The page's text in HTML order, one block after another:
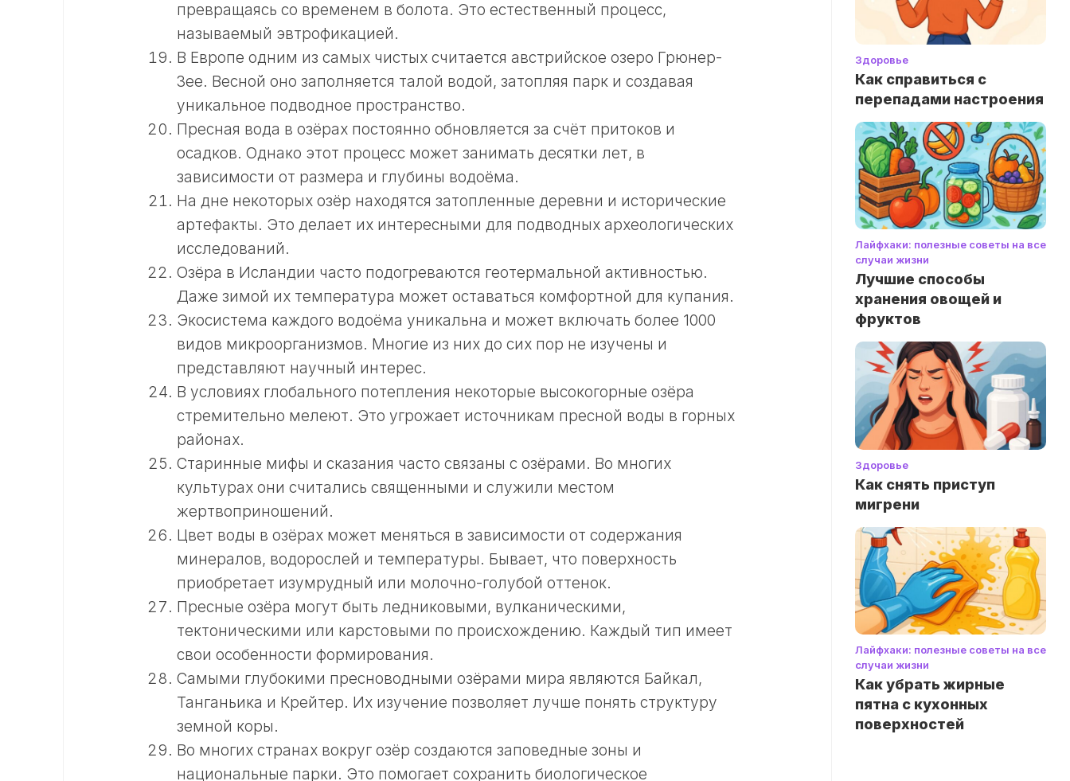
превращаясь со временем в болота. Это естественный процесс,
называемый эвтрофикацией.
В Европе одним из самых чистых считается австрийское озеро Грюнер-
Зее. Весной оно заполняется талой водой, затопляя парк и создавая
уникальное подводное пространство.
Пресная вода в озёрах постоянно обновляется за счёт притоков и
осадков. Однако этот процесс может занимать десятки лет, в
зависимости от размера и глубины водоёма.
На дне некоторых озёр находятся затопленные деревни и исторические
артефакты. Это делает их интересными для подводных археологических
исследований.
Озёра в Исландии часто подогреваются геотермальной активностью.
Даже зимой их температура может оставаться комфортной для купания.
Экосистема каждого водоёма уникальна и может включать более 1000
видов микроорганизмов. Многие из них до сих пор не изучены и
представляют научный интерес.
В условиях глобального потепления некоторые высокогорные озёра
стремительно мелеют. Это угрожает источникам пресной воды в горных
районах.
Старинные мифы и сказания часто связаны с озёрами. Во многих
культурах они считались священными и служили местом
жертвоприношений.
Цвет воды в озёрах может меняться в зависимости от содержания
минералов, водорослей и температуры. Бывает, что поверхность
приобретает изумрудный или молочно-голубой оттенок.
Пресные озёра могут быть ледниковыми, вулканическими,
тектоническими или карстовыми по происхождению. Каждый тип имеет
свои особенности формирования.
Самыми глубокими пресноводными озёрами мира являются Байкал,
Танганьика и Крейтер. Их изучение позволяет лучше понять структуру
земной коры.
Во многих странах вокруг озёр создаются заповедные зоны и
национальные парки. Это помогает сохранить биологическое
Здоровье
Как справиться с
перепадами настроения
Лайфхаки: полезные советы на все
случаи жизни
Лучшие способы
хранения овощей и
фруктов
Здоровье
Как снять приступ
мигрени
Лайфхаки: полезные советы на все
случаи жизни
Как убрать жирные
пятна с кухонных
поверхностей